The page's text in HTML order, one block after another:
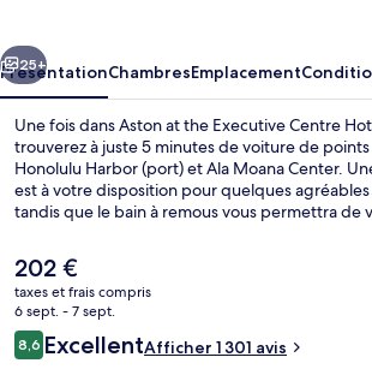
Centre
Hotel
Suivant
25+
PrésentationChambresEmplacement
Une fois dans Aston at the Executive Centre
trouverez à juste 5 minutes de voiture de
Honolulu Harbor (port) et Ala Moana Center.
est à votre disposition pour quelques agréables
tandis que le bain à remous vous permettra de
également vite rejoint des sites comme Waikiki
Hawaiian Center. Les autres voyageurs adorent
attentionné et les chambres spacieuses.
Le
prix
actuel
est
de
202 €
taxes et frais compris
6 sept. - 7 sept.
Avis
voyageurs
8,68,6 sur 10
ExcellentAfficher 1 301 avis